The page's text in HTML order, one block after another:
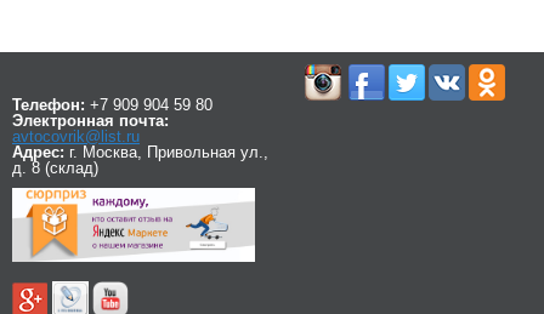
Телефон: +7 909 904 59 80
Электронная почта:
avtocovrik@list.ru
Адрес: г. Москва, Привольная ул.,
д. 8 (склад)